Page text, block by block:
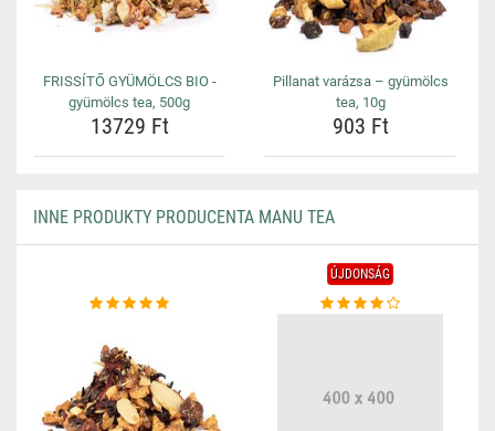
FRISSÍTŐ GYÜMÖLCS BIO -
gyümölcs tea, 500g
13729 Ft
Pillanat varázsa – gyümölcs
tea, 10g
903 Ft
INNE PRODUKTY PRODUCENTA MANU TEA
ÚJDONSÁG